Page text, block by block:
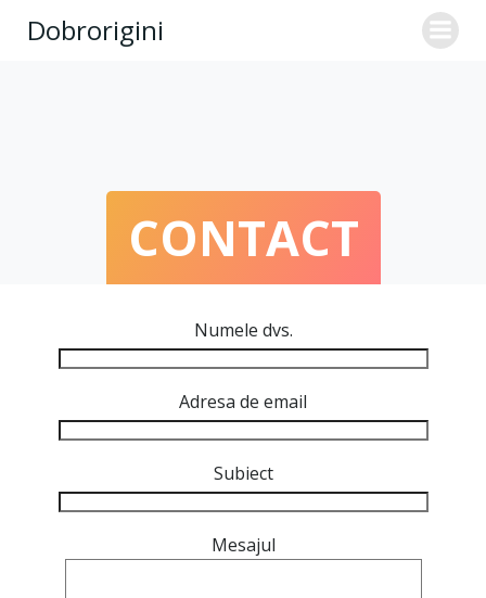
Dobrorigini
CONTACT
Numele dvs.
Adresa de email
Subiect
Mesajul